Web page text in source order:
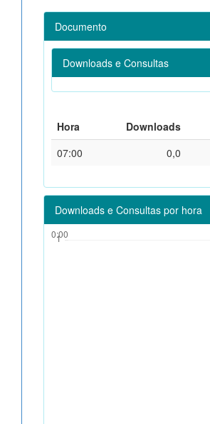
Documento
Downloads e Consultas
Hora Downloads
07:00
0,0
Downloads e Consultas por hora